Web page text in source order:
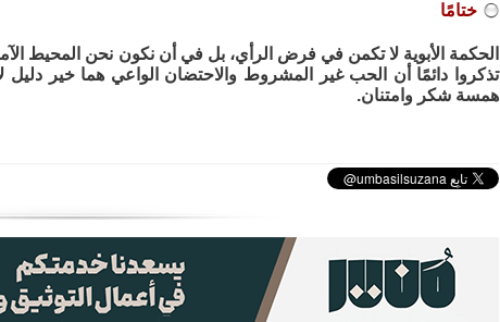
ختامًا
الحكمة الأبوية لا تكمن في فرض الرأي، بل في أن نكون نحن المحيط
تذكروا دائمًا أن الحب غير المشروط والاحتضان الواعي هما خير دليل
همسة شكر وامتنان.